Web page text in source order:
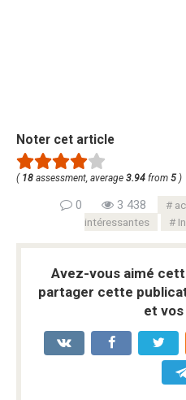
Noter cet article
( 18 assessment, average 3.94 from 5 )
0 3 438
intéressantes
Avez-vous aimé
partager cette
et vos